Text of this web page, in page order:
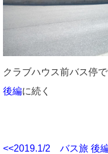
クラブハウス前バス停で
後編に続く
<<2019.1/2 バス旅 後